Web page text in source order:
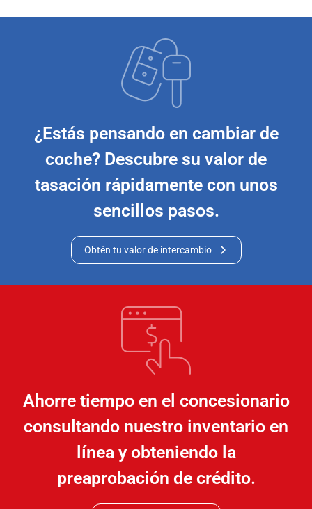
¿Estás pensando en cambiar de
coche? Descubre su valor de
tasación rápidamente con unos
sencillos pasos.
Obtén tu valor de intercambio
Ahorre tiempo en el concesionario
consultando nuestro inventario en
línea y obteniendo la
preaprobación de crédito.